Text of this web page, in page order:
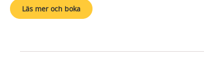
Läs mer och boka